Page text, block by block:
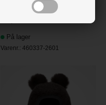
Hearts Emb. Wool - Grey
På lager
Varenr.:460337-2601